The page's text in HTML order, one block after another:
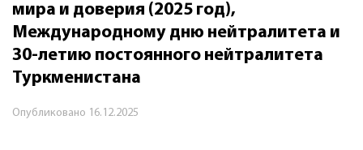
мира и доверия (2025 год),
Международному дню нейтралитета и
30-летию постоянного нейтралитета
Туркменистана
Опубликовано 16.12.2025